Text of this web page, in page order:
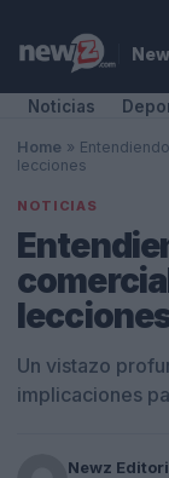
Noticias
Home »
lecciones
NOTICIAS
Un vistazo
implicaciones
Newz